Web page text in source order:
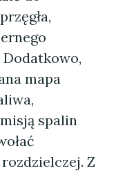
mapa
spalin
Z